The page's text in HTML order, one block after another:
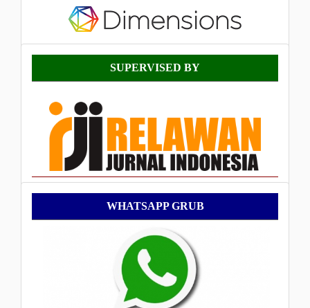
Supervised
By
SUPERVISED BY
WhatsApp
Grub
WHATSAPP GRUB